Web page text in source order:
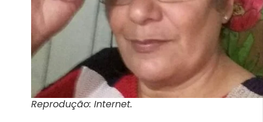
Reprodução: Internet.